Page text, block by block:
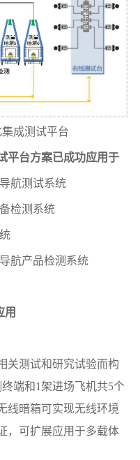
成测试平台
平台方案已成功应用于
航测试系统
检测系统
航产品检测系统
用
关测试和研究试验而构
端和1架进场飞机共5个
线暗箱可实现无线环境
，可扩展应用于多载体